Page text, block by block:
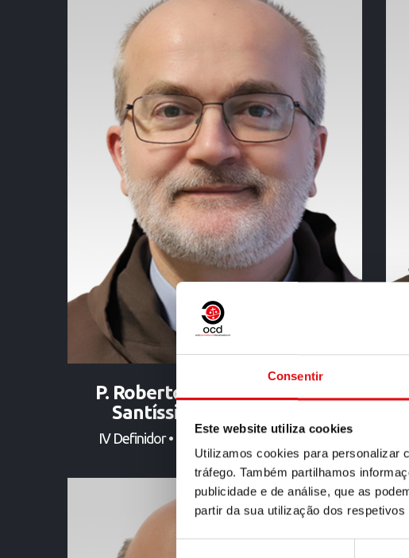
Consentir
Este website utiliza cookies
Utilizamos cookies para personalizar
tráfego. Também partilhamos
publicidade e de análise, que as
partir da sua utilização dos
P. Roberto-Maria Pirastu (do
Santíssimo Sacramento)
IV Definidor • Da semi-província da Áustria